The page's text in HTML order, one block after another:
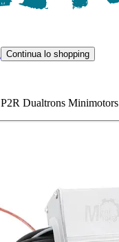
Continua lo shopping
Dualtrons Minimotors